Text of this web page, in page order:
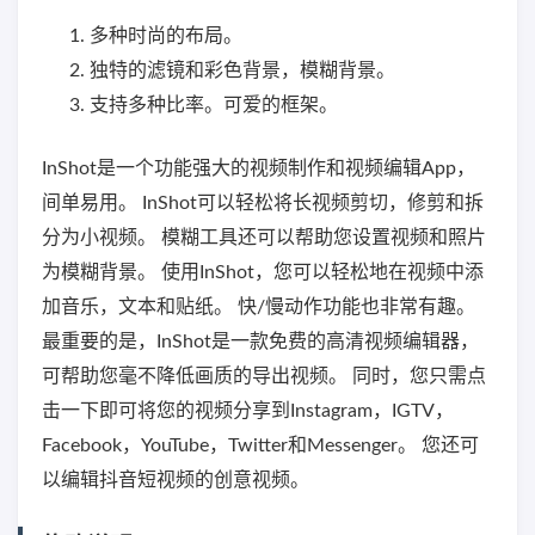
多种时尚的布局。
独特的滤镜和彩色背景，模糊背景。
支持多种比率。可爱的框架。
InShot是一个功能强大的视频制作和视频编辑App，
间单易用。 InShot可以轻松将长视频剪切，修剪和拆
分为小视频。 模糊工具还可以帮助您设置视频和照片
为模糊背景。 使用InShot，您可以轻松地在视频中添
加音乐，文本和贴纸。 快/慢动作功能也非常有趣。
最重要的是，InShot是一款免费的高清视频编辑器，
可帮助您毫不降低画质的导出视频。 同时，您只需点
击一下即可将您的视频分享到Instagram，IGTV，
Facebook，YouTube，Twitter和Messenger。 您还可
以编辑抖音短视频的创意视频。